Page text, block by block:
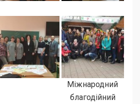
Міжнародний
благодійний